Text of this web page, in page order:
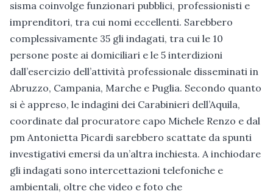
sisma coinvolge funzionari pubblici, professionisti e
imprenditori, tra cui nomi eccellenti. Sarebbero
complessivamente 35 gli indagati, tra cui le 10
persone poste ai domiciliari e le 5 interdizioni
dall’esercizio dell’attività professionale disseminati in
Abruzzo, Campania, Marche e Puglia. Secondo quanto
si è appreso, le indagini dei Carabinieri dell’Aquila,
coordinate dal procuratore capo Michele Renzo e dal
pm Antonietta Picardi sarebbero scattate da spunti
investigativi emersi da un’altra inchiesta. A inchiodare
gli indagati sono intercettazioni telefoniche e
ambientali, oltre che video e foto che